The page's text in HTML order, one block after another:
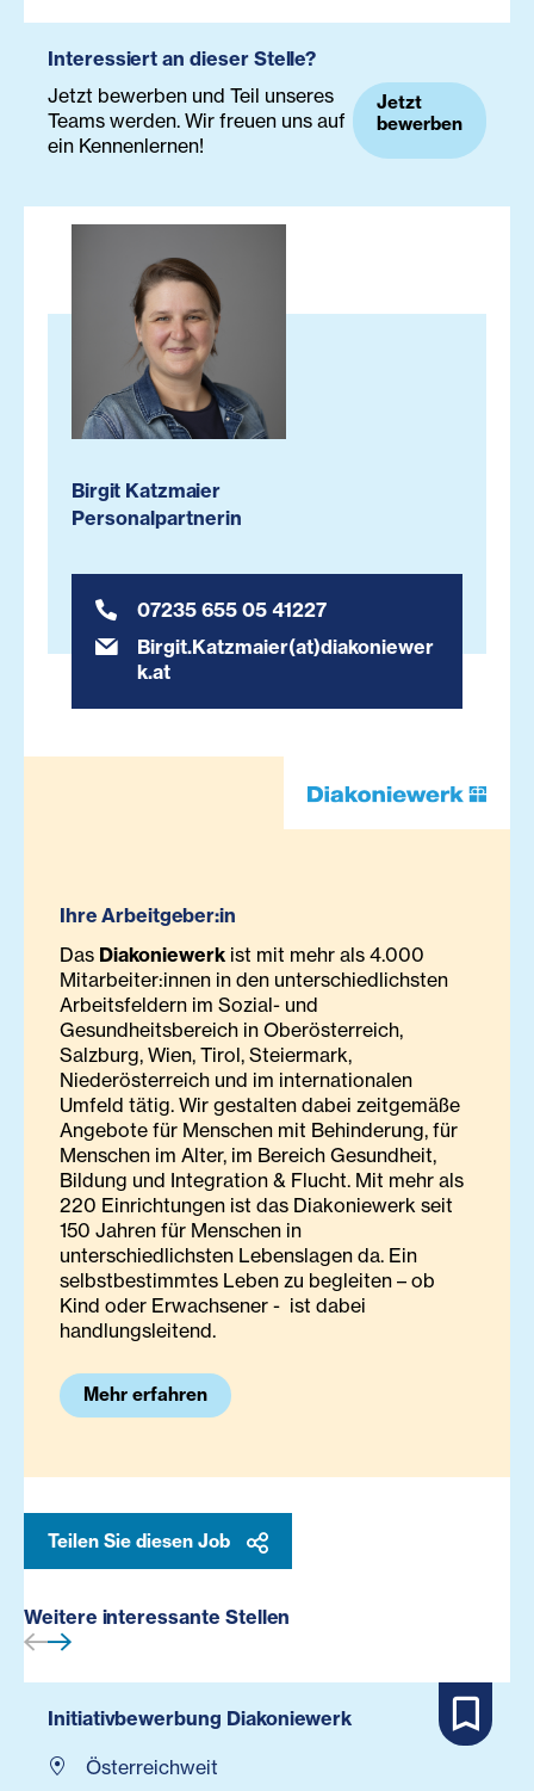
Interessiert an dieser Stelle?
Jetzt bewerben und Teil unseres
Teams werden. Wir freuen uns auf
ein Kennenlernen!
Jetzt
bewerben
Birgit Katzmaier
Personalpartnerin
07235 655 05 41227
Birgit.Katzmaier(at)diakoniewer
k.at
Ihre Arbeitgeber:in
Das Diakoniewerk ist mit mehr als 4.000
Mitarbeiter:innen in den unterschiedlichsten
Arbeitsfeldern im Sozial- und
Gesundheitsbereich in Oberösterreich,
Salzburg, Wien, Tirol, Steiermark,
Niederösterreich und im internationalen
Umfeld tätig. Wir gestalten dabei zeitgemäße
Angebote für Menschen mit Behinderung, für
Menschen im Alter, im Bereich Gesundheit,
Bildung und Integration & Flucht. Mit mehr als
220 Einrichtungen ist das Diakoniewerk seit
150 Jahren für Menschen in
unterschiedlichsten Lebenslagen da. Ein
selbstbestimmtes Leben zu begleiten – ob
Kind oder Erwachsener - ist dabei
handlungsleitend.
Mehr erfahren
Teilen Sie diesen Job
Weitere interessante Stellen
Initiativbewerbung Diakoniewerk
Österreichweit